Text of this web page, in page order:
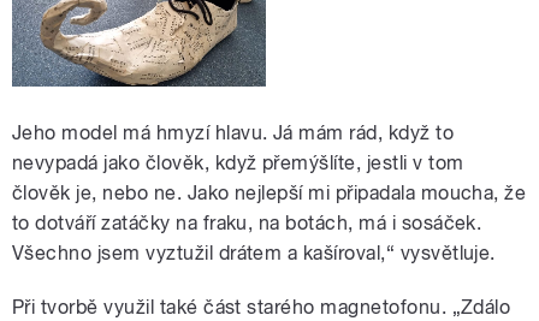
Jeho model má hmyzí hlavu. Já mám rád, když to
nevypadá jako člověk, když přemýšlíte, jestli v tom
člověk je, nebo ne. Jako nejlepší mi připadala moucha, že
to dotváří zatáčky na fraku, na botách, má i sosáček.
Všechno jsem vyztužil drátem a kašíroval,“ vysvětluje.
Při tvorbě využil také část starého magnetofonu. „Zdálo